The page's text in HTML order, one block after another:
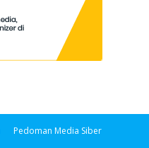
Pedoman Media Siber